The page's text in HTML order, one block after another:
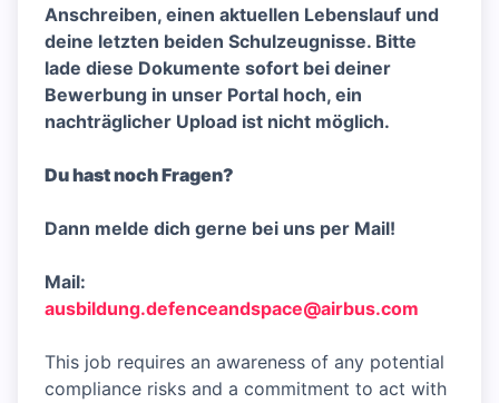
Anschreiben, einen aktuellen Lebenslauf und
deine letzten beiden Schulzeugnisse. Bitte
lade diese Dokumente sofort bei deiner
Bewerbung in unser Portal hoch, ein
nachträglicher Upload ist nicht möglich.
Du hast noch Fragen?
Dann melde dich gerne bei uns per Mail!
Mail:
ausbildung.defenceandspace@airbus.com
This job requires an awareness of any potential
compliance risks and a commitment to act with